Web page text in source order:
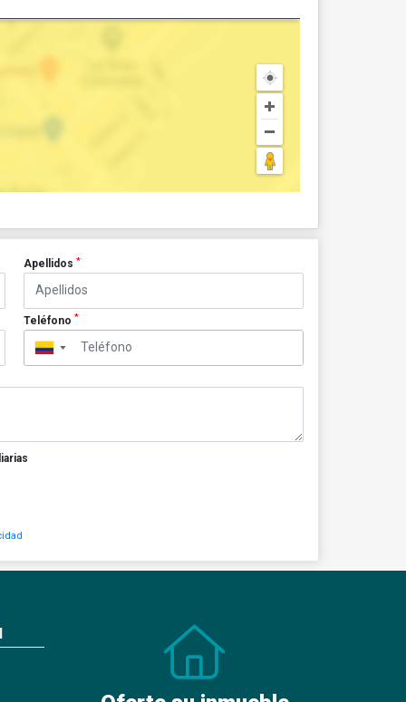
Apellidos *
Teléfono *
▼